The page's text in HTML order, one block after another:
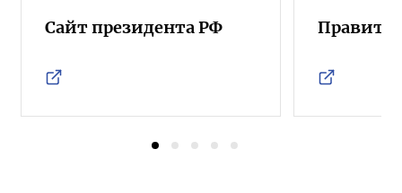
Сайт президента РФ